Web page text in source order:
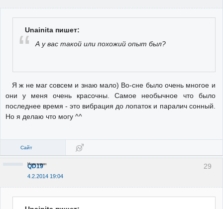
Unainita пишет:
А у вас такой или похожий опыт был?
Я ж не маг совсем и знаю мало) Во-сне было очень многое и
они у меня очень красочны. Самое необычное что было
последнее время - это вибрация до лопаток и паралич сонный.
Но я делаю что могу ^^
Сайт
29
QD19
4.2.2014 19:04
Неактивен